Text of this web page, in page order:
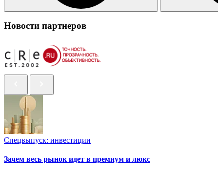
Новости партнеров
Спецвыпуск: инвестиции
Зачем весь рынок идет в премиум и люкс